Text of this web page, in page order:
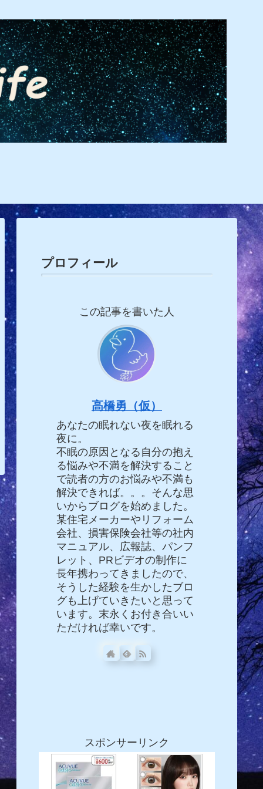
プロフィール
この記事を書いた人
高橋勇（仮）
あなたの眠れない夜を眠れる
夜に。
不眠の原因となる自分の抱え
る悩みや不満を解決すること
で読者の方のお悩みや不満も
解決できれば。。。そんな思
いからブログを始めました。
某住宅メーカーやリフォーム
会社、損害保険会社等の社内
マニュアル、広報誌、パンフ
レット、PRビデオの制作に
長年携わってきましたので、
そうした経験を生かしたブロ
グも上げていきたいと思って
います。末永くお付き合いい
ただければ幸いです。
スポンサーリンク